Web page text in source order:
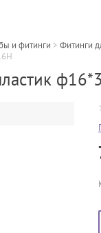
и фитинги > Фитинги